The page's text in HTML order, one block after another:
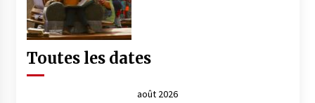
Toutes les dates
août 2026